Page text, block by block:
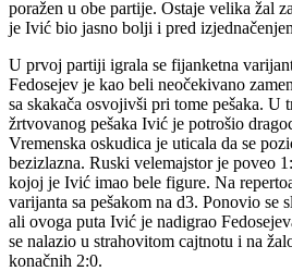
poražen u obe partije. Ostaje velika žal
je Ivić bio jasno bolji i pred
U prvoj partiji igrala se fijanketna
Fedosejev je kao beli neočekivano
sa skakača osvojivši pri tome pešaka. U
žrtvovanog pešaka Ivić je potrošio
Vremenska oskudica je uticala da se
bezizlazna. Ruski velemajstor je poveo
kojoj je Ivić imao bele figure. Na
varijanta sa pešakom na d3. Ponovio se
ali ovoga puta Ivić je nadigrao
se nalazio u strahovitom cajtnotu i na
konačnih 2:0.